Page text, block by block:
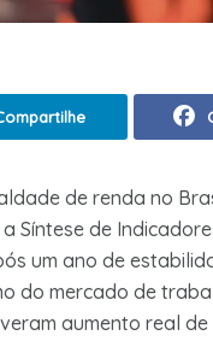
de renda no
Síntese de
um ano de
do mercado de
aumento real